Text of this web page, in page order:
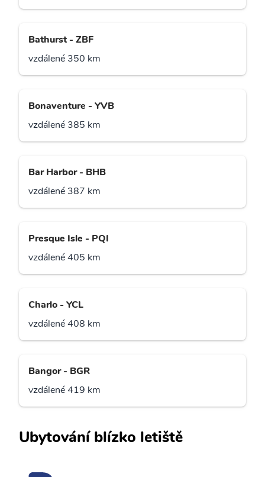
Bathurst - ZBF
vzdálené 350 km
Bonaventure - YVB
vzdálené 385 km
Bar Harbor - BHB
vzdálené 387 km
Presque Isle - PQI
vzdálené 405 km
Charlo - YCL
vzdálené 408 km
Bangor - BGR
vzdálené 419 km
Ubytování blízko letiště